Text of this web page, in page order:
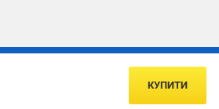
КУПИТИ
першим про акції та пропозиції
ПІДПИСАТИСЯ